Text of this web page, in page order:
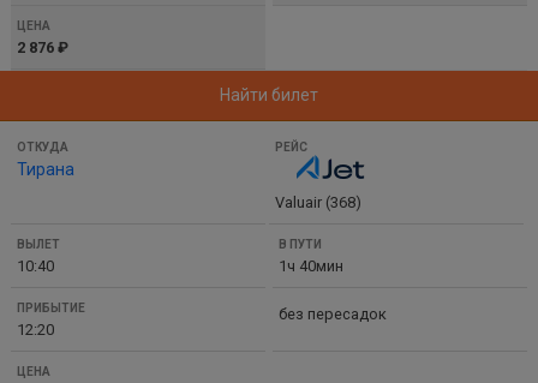
2 876 ₽
Найти билет
Тирана
Valuair (368)
10:40 1ч 40мин
12:20
без пересадок